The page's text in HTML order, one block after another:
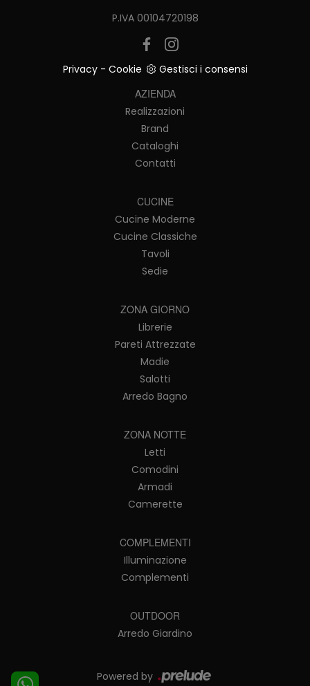
P.IVA 00104720198
Privacy- Cookie
Gestisci i consensi
AZIENDA
Realizzazioni
Brand
Cataloghi
Contatti
CUCINE
Cucine Moderne
Cucine Classiche
Tavoli
Sedie
ZONA GIORNO
Librerie
Pareti Attrezzate
Madie
Salotti
Arredo Bagno
ZONA NOTTE
Letti
Comodini
Armadi
Camerette
COMPLEMENTI
Illuminazione
Complementi
OUTDOOR
Arredo Giardino
Powered by